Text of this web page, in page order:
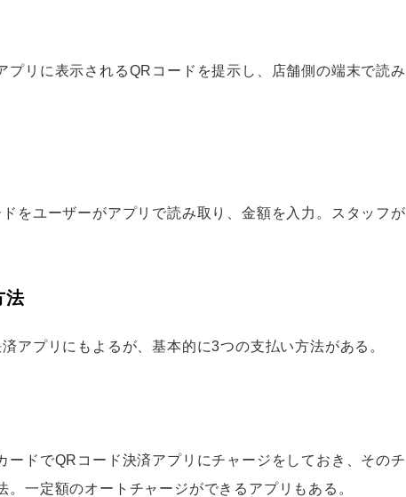
プリに表示されるQRコードを提示し、店舗側の端末で読み
をユーザーがアプリで読み取り、金額を入力。スタッフが
法
アプリにもよるが、基本的に3つの支払い方法がある。
ードでQRコード決済アプリにチャージをしておき、そのチ
。一定額のオートチャージができるアプリもある。